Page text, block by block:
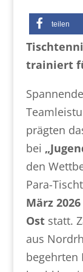
teilen
trainiert
prägten
bei
den
Para-
März
Oststatt.
aus
begehrten